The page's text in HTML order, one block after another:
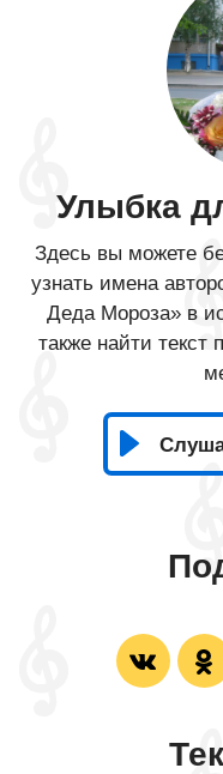
Улыбка
Здесь вы можете
узнать имена
Деда Мороза» в
также найти текст